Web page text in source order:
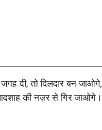
दी, तो दिलदार बन जाओगे,
की नज़र से गिर जाओगे।